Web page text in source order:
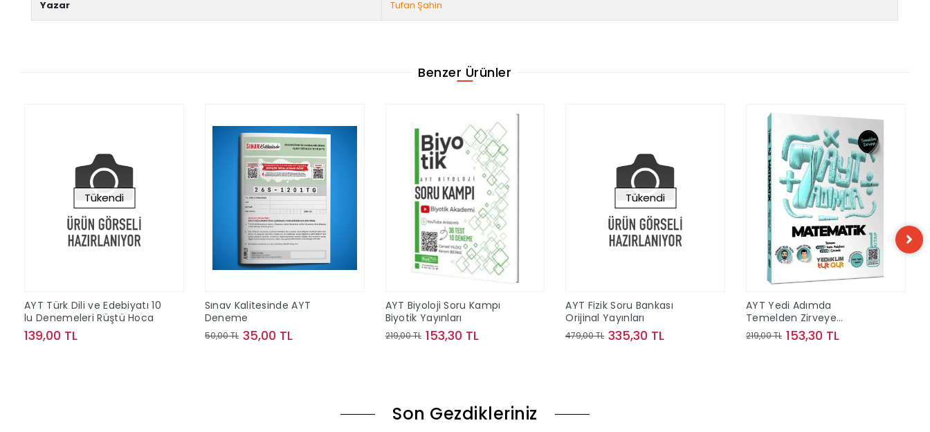
Yazar Tufan Şahin
Benzer Ürünler
Tükendi
AYT Türk Dili ve Edebiyatı 10
lu Denemeleri Rüştü Hoca
139,00 TL
Sınav Kalitesinde AYT
Deneme
50,00 TL 35,00 TL
AYT Biyoloji Soru Kampı
Biyotik Yayınları
219,00 TL 153,30 TL
Tükendi
AYT Fizik Soru Bankası
Orijinal Yayınları
479,00 TL 335,30 TL
AYT Yedi Adımda
Temelden Zirveye
Matematik Video Konu
Anlatımlı ve Video Çözümlü
219,00 TL 153,30 TL
Son Gezdikleriniz